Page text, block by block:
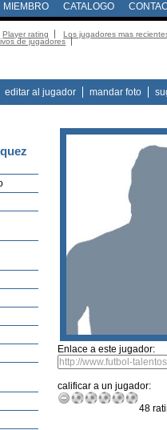
MIEMBRO CATALOGO
Player rating
Los jugadores mas
de jugadores
editar al jugador mandar foto
Enlace a este jugador:
calificar a un jugador:
48